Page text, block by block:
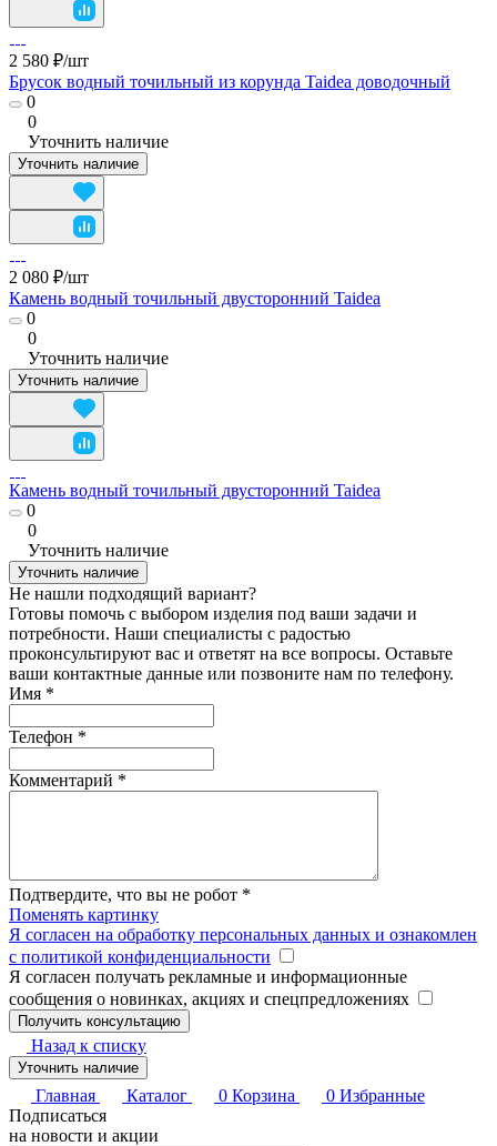
2 580 ₽/шт
Брусок водный точильный из корунда Taidea доводочный
0
0
Уточнить наличие
Уточнить наличие
2 080 ₽/шт
Камень водный точильный двусторонний Taidea
0
0
Уточнить наличие
Уточнить наличие
Камень водный точильный двусторонний Taidea
0
0
Уточнить наличие
Уточнить наличие
Не нашли подходящий вариант?
Готовы помочь с выбором изделия под ваши задачи и
потребности. Наши специалисты с радостью
проконсультируют вас и ответят на все вопросы. Оставьте
ваши контактные данные или позвоните нам по телефону.
Имя *
Телефон *
Комментарий *
Подтвердите, что вы не робот *
Поменять картинку
Я согласен на обработку персональных данных и ознакомлен
с политикой конфиденциальности
Я согласен получать рекламные и информационные
сообщения о новинках, акциях и спецпредложениях
Назад к списку
Уточнить наличие
Главная Каталог 0 Корзина 0 Избранные
Подписаться
на новости и акции